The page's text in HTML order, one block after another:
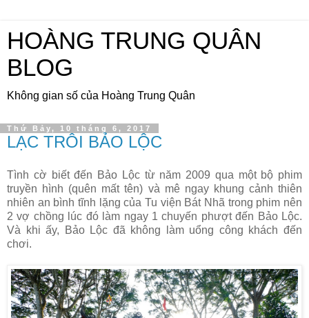
HOÀNG TRUNG QUÂN
BLOG
Không gian số của Hoàng Trung Quân
Thứ Bảy, 10 tháng 6, 2017
LẠC TRÔI BẢO LỘC
Tình cờ biết đến Bảo Lộc từ năm 2009 qua một bộ phim
truyền hình (quên mất tên) và mê ngay khung cảnh thiên
nhiên an bình tĩnh lặng của Tu viện Bát Nhã trong phim nên
2 vợ chồng lúc đó làm ngay 1 chuyến phượt đến Bảo Lộc.
Và khi ấy, Bảo Lộc đã không làm uổng công khách đến
chơi.